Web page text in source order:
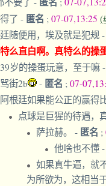
了 - 匿名 ; 07-07,13:25
随便用，埃及就是犯规 -
么直白啊。真特么的操
岁的操蛋玩意，至于嘛 -
街2b
- 匿名 ; 07-
阿根廷如果能公正的赢得
点球是巨猩的待遇，
萨拉赫。 - 匿名 ;
他啥也不懂 -
如果真牛逼，就
为所欲为，这相当